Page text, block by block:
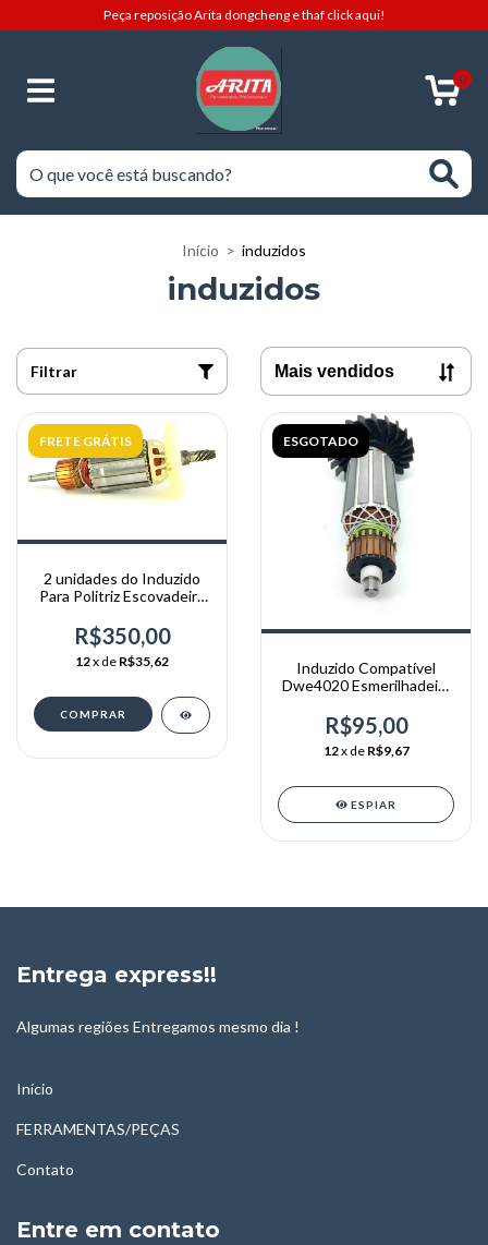
Peça reposição Arita dongcheng e thaf click aqui!
0
Início > induzidos
induzidos
Filtrar
FRETE GRÁTIS
2 unidades do Induzido
Para Politriz Escovadeira
100
R$350,00
12x de R$35,62
ESGOTADO
Induzido Compatível
Dwe4020 Esmerilhadeira
R$95,00
12x de R$9,67
ESPIAR
Entrega express!!
Algumas regiões Entregamos mesmo dia !
Início
FERRAMENTAS/PEÇAS
Contato
Entre em contato